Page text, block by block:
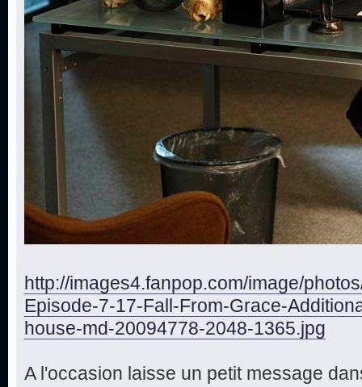
http://images4.fanpop.com/image/
Episode-7-17-Fall-From-Grace-
house-md-20094778-2048-1365.jpg
A l'occasion laisse un petit message